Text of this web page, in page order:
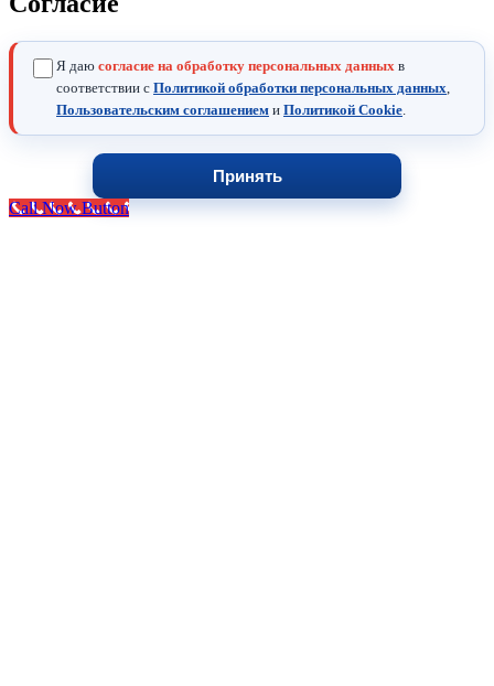
Я даю согласие на обработку персональных данных в
соответствии с Политикой обработки персональных данных
Пользовательским соглашением и Политикой Cookie
Принять
Call Now Button